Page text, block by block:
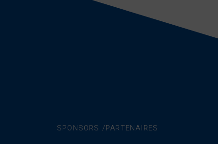
SPONSORS /PARTENAIRES